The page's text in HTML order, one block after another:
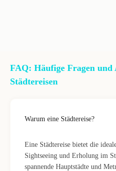
FAQ: Häufige Fragen und
Städtereisen
Warum eine Städtereise?
Eine Städtereise bietet die
Sightseeing und Erholung im
spannende Hauptstädte und